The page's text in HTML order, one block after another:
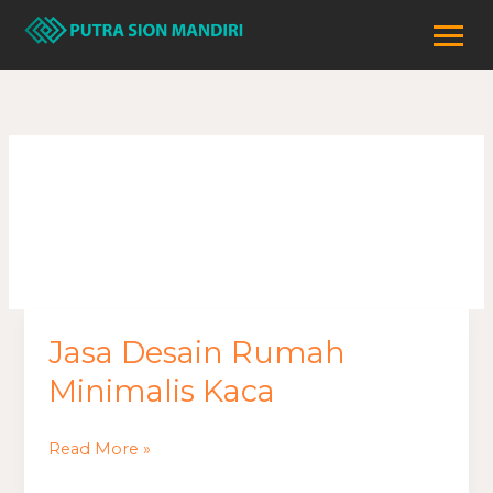
Lewati
konten
Jasa Desain Rumah
Minimalis Kaca
Jasa
Desain
Rumah
Read More »